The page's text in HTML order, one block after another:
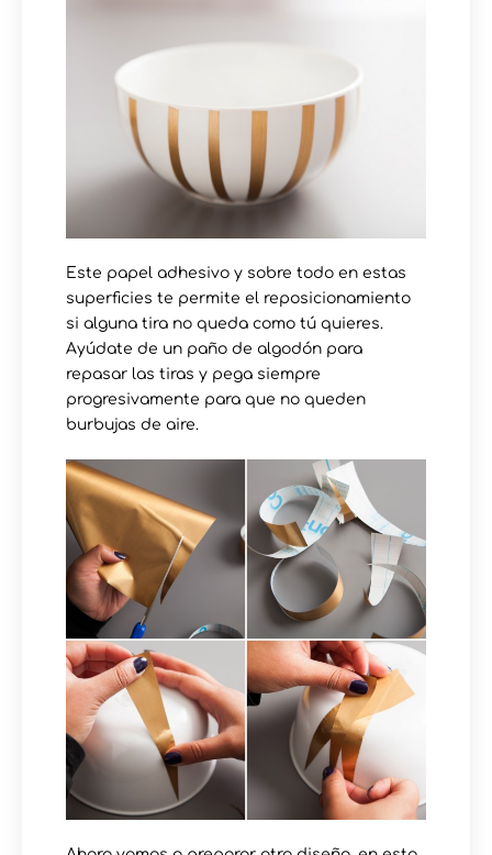
Este papel adhesivo y sobre todo en estas
superficies te permite el reposicionamiento
si alguna tira no queda como tú quieres.
Ayúdate de un paño de algodón para
repasar las tiras y pega siempre
progresivamente para que no queden
burbujas de aire.